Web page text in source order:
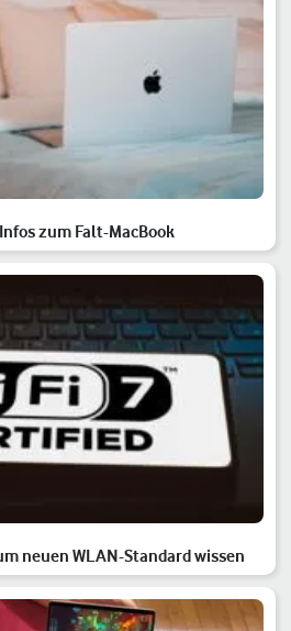
zum Falt-MacBook
neuen WLAN-Standard wissen